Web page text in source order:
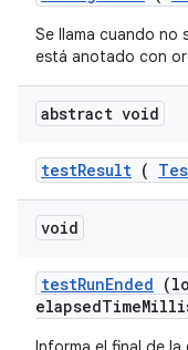
Se llama cuando no
está anotado con
abstract void
testResult (
void
testRunEnded